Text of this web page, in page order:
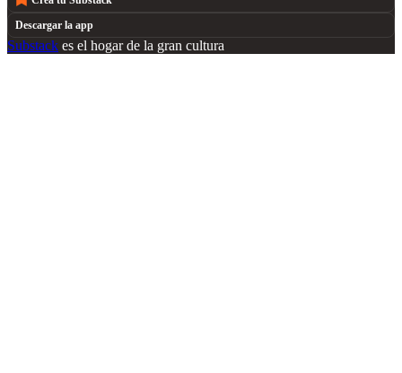
Descargar la app
Substack es el hogar de la gran cultura